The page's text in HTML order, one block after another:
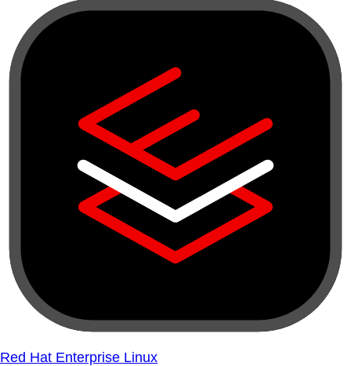
Red Hat Enterprise Linux